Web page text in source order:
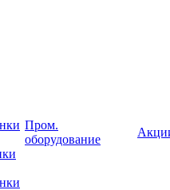
Пром.
оборудование